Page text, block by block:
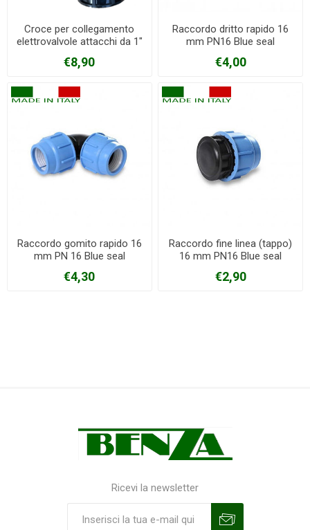
Croce per collegamento
elettrovalvole attacchi da 1"
€8,90
Raccordo dritto rapido 16
mm PN16 Blue seal
€4,00
Raccordo gomito rapido 16
mm PN 16 Blue seal
€4,30
Raccordo fine linea (tappo)
16 mm PN16 Blue seal
€2,90
Ricevi la newsletter